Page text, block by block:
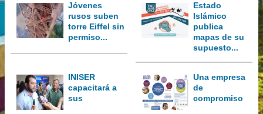
Jóvenes
rusos suben
torre Eiffel sin
permiso...
Estado
Islámico
publica
mapas de su
supuesto...
INISER
capacitará a
sus
Una empresa
de
compromiso